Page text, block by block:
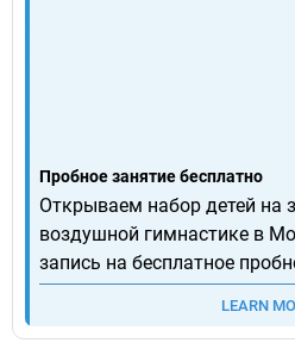
Пробное занятие бесплатно
Открываем набор детей на
воздушной гимнастике в
запись на бесплатное
LEARN